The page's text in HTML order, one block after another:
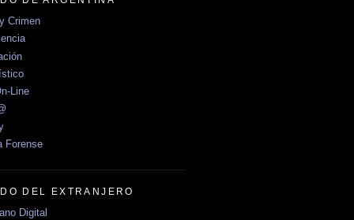
Crimen
Line
Forense
DEL EXTRANJERO
Digital